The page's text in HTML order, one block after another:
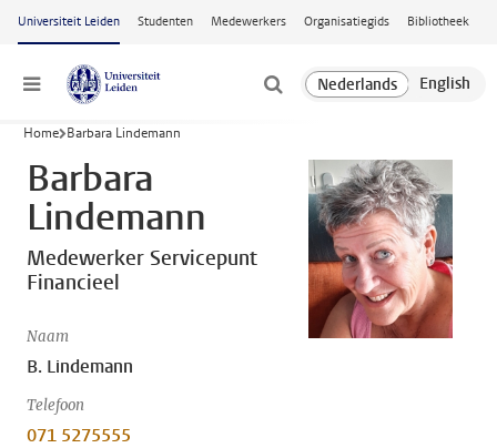
Ga naar hoofdinhoud
Universiteit Leiden Studenten Medewerkers Organisatiegids Bibliotheek
Menu
Home Barbara Lindemann
Barbara
Lindemann
Medewerker Servicepunt
Financieel
Naam
B. Lindemann
Telefoon
071 5275555